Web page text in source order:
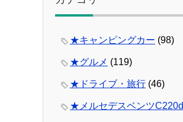
★キャンピングカー (98)
★グルメ (119)
★ドライブ・旅行 (46)
★メルセデスベンツC220d